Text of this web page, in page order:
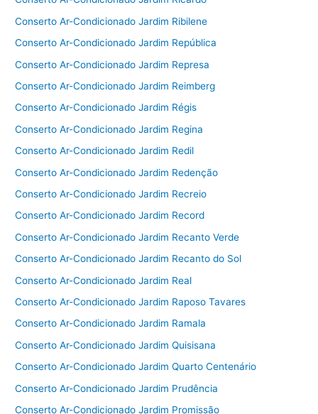
Conserto Ar-Condicionado Jardim Ribilene
Conserto Ar-Condicionado Jardim República
Conserto Ar-Condicionado Jardim Represa
Conserto Ar-Condicionado Jardim Reimberg
Conserto Ar-Condicionado Jardim Régis
Conserto Ar-Condicionado Jardim Regina
Conserto Ar-Condicionado Jardim Redil
Conserto Ar-Condicionado Jardim Redenção
Conserto Ar-Condicionado Jardim Recreio
Conserto Ar-Condicionado Jardim Record
Conserto Ar-Condicionado Jardim Recanto Verde
Conserto Ar-Condicionado Jardim Recanto do Sol
Conserto Ar-Condicionado Jardim Real
Conserto Ar-Condicionado Jardim Raposo Tavares
Conserto Ar-Condicionado Jardim Ramala
Conserto Ar-Condicionado Jardim Quisisana
Conserto Ar-Condicionado Jardim Quarto Centenário
Conserto Ar-Condicionado Jardim Prudência
Conserto Ar-Condicionado Jardim Promissão